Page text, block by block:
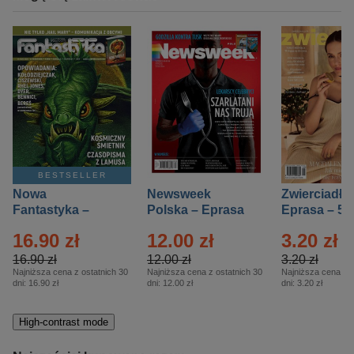
BESTSELLER
Nowa
Fantastyka –
16.90 zł
16.90 zł
Najniższa cena z ostatnich 30
dni: 16.90 zł
Newsweek
Polska – Eprasa
12.00 zł
12.00 zł
Najniższa cena z ostatnich 30
dni: 12.00 zł
Zwierciadło
Eprasa – 5/
3.20 zł
3.20 zł
Najniższa cena z
dni: 3.20 zł
High-contrast mode